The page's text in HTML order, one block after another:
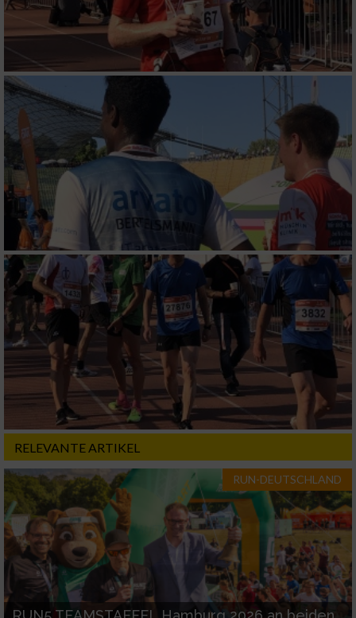
RELEVANTE ARTIKEL
RUN-DEUTSCHLAND